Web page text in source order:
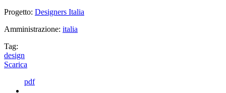
Progetto: Designers Italia
Amministrazione: italia
Tag:
design
Scarica
pdf